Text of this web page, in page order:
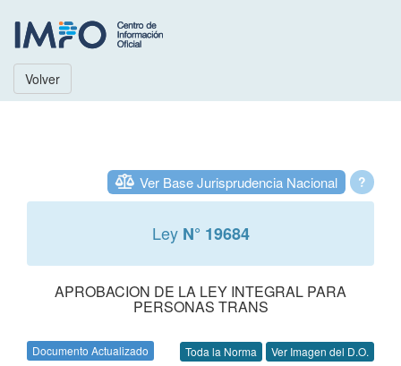
Volver
?
Ver Base Jurisprudencia Nacional
Ley N° 19684
APROBACION DE LA LEY INTEGRAL PARA
PERSONAS TRANS
Documento Actualizado Toda la Norma Ver Imagen del D.O.